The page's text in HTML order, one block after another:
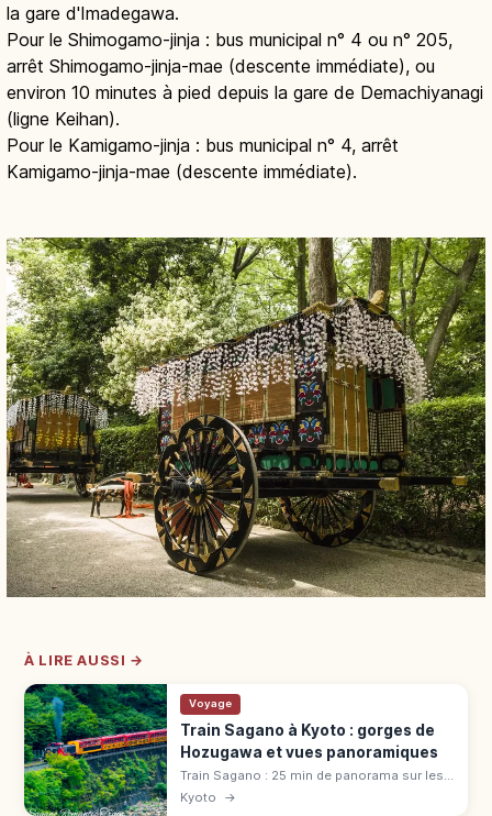
la gare d'Imadegawa.
Pour le Shimogamo-jinja : bus municipal n° 4 ou n° 205,
arrêt Shimogamo-jinja-mae (descente immédiate), ou
environ 10 minutes à pied depuis la gare de Demachiyanagi
(ligne Keihan).
Pour le Kamigamo-jinja : bus municipal n° 4, arrêt
Kamigamo-jinja-mae (descente immédiate).
À LIRE AUSSI →
Voyage
Train Sagano à Kyoto : gorges de
Hozugawa et vues panoramiques
Train Sagano : 25 min de panorama sur les
gorges de Hozugawa (7,3 km). Tarif 880 ¥,
voiture « The Rich », réservation cerisiers et
Kyoto →